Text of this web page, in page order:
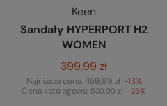
Keen
Sandały HYPERPORT H2
WOMEN
399,99 zł
Najniższa cena:459,99 zł -13%
Cena katalogowa: 539,99 zł -26%